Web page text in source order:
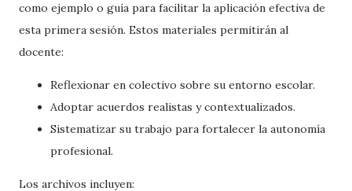
como ejemplo o guía para facilitar la aplicación efectiva de
esta primera sesión. Estos materiales permitirán al
docente:
Reflexionar en colectivo sobre su entorno escolar.
Adoptar acuerdos realistas y contextualizados.
Sistematizar su trabajo para fortalecer la autonomía
profesional.
Los archivos incluyen: